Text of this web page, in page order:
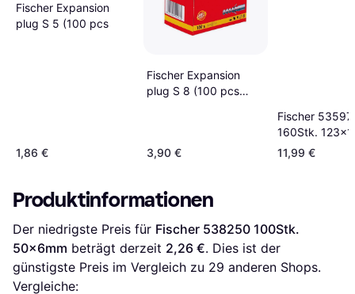
Fischer Expansion
plug S 5 (100 pcs
1,86 €
Fischer Expansion
plug S 8 (100 pcs
3,90 €
Fischer
160Stk.
11,99 €
Produktinformationen
Der niedrigste Preis für Fischer ‎538250 100Stk.
50x6mm beträgt derzeit 2,26 €. Dies ist der
günstigste Preis im Vergleich zu 29 anderen Shops.
Vergleiche: